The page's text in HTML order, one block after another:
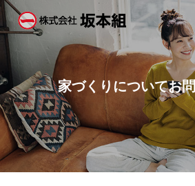
家づく り についてお問